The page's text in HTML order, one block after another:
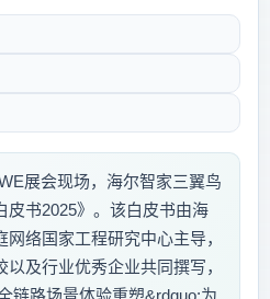
展会现场，海尔智家三翼鸟
皮书2025》。该白皮书由海
络国家工程研究中心主导，
及行业优秀企业共同撰写，